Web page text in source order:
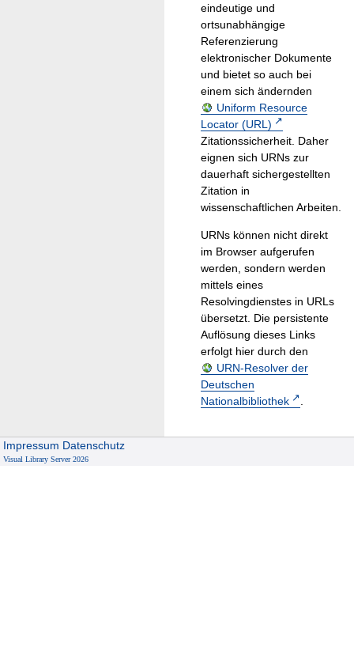
eindeutige und
ortsunabhängige
Referenzierung
elektronischer Dokumente
und bietet so auch bei
einem sich ändernden
Uniform Resource
Locator (URL)
Zitationssicherheit. Daher
eignen sich URNs zur
dauerhaft sichergestellten
Zitation in
wissenschaftlichen Arbeiten.
URNs können nicht direkt
im Browser aufgerufen
werden, sondern werden
mittels eines
Resolvingdienstes in URLs
übersetzt. Die persistente
Auflösung dieses Links
erfolgt hier durch den
URN-Resolver der
Deutschen
Nationalbibliothek
.
Impressum Datenschutz
Visual Library Server 2026